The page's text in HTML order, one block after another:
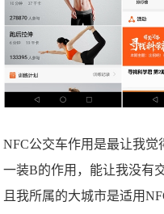
NFC公交车作用是最让我
一装B的作用，能让我没有
且我所属的大城市是适用